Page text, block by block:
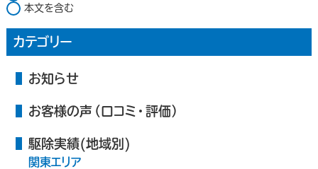
本文を含む
カテゴリー
お知らせ
お客様の声（口コミ・評価）
駆除実績(地域別)
関東エリア